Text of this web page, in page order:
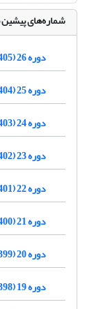
شماره‌های
دوره 26 (1405)
دوره 25 (1404)
دوره 24 (1403)
دوره 23 (1402)
دوره 22 (1401)
دوره 21 (1400)
دوره 20 (1399)
دوره 19 (1398)